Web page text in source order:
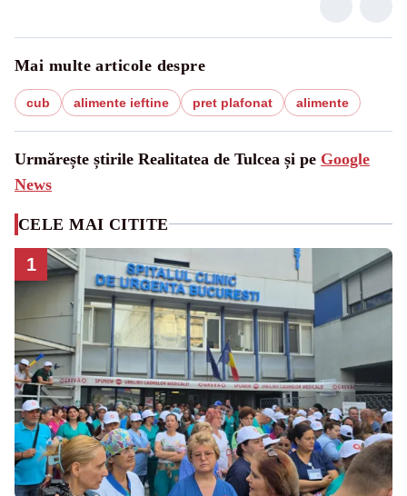
Mai multe articole despre
cub alimente ieftine pret plafonat alimente
Urmărește știrile Realitatea de Tulcea și pe Google
News
CELE MAI CITITE
1